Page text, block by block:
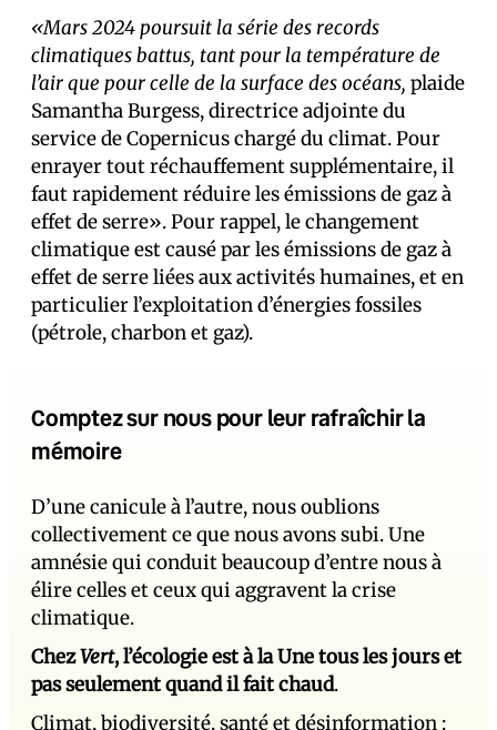
«Mars 2024 poursuit la série des records
climatiques battus, tant pour la température de
l’air que pour celle de la surface des océans, plaide
Samantha Burgess, directrice adjointe du
service de Copernicus chargé du climat. Pour
enrayer tout réchauffement supplémentaire, il
faut rapidement réduire les émissions de gaz à
effet de serre». Pour rappel, le changement
climatique est causé par les émissions de gaz à
effet de serre liées aux activités humaines, et en
particulier l’exploitation d’énergies fossiles
(pétrole, charbon et gaz).
Comptez sur nous pour leur rafraîchir la
mémoire
D’une canicule à l’autre, nous oublions
collectivement ce que nous avons subi. Une
amnésie qui conduit beaucoup d’entre nous à
élire celles et ceux qui aggravent la crise
climatique.
ChezVert, l’écologie est à la Une tous les jours et
pas seulement quand il fait chaud.
Climat, biodiversité, santé et désinformation :